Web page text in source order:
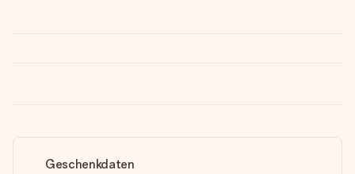
Geschenkdaten